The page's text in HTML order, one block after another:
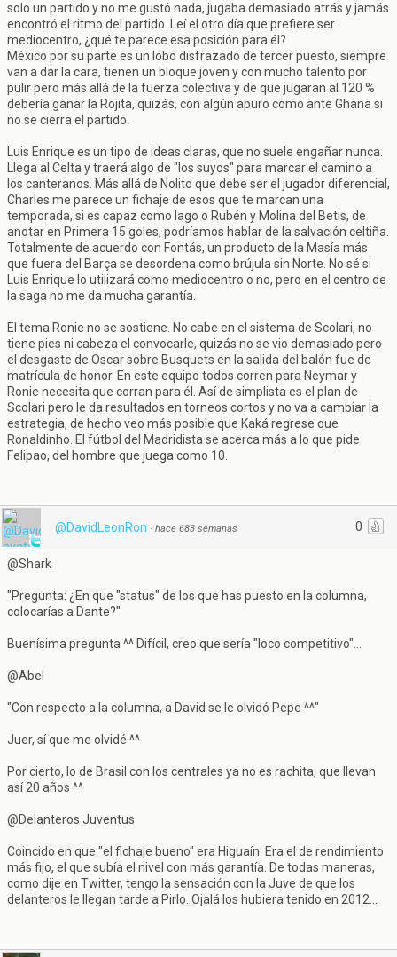
solo un partido y no me gustó nada, jugaba demasiado atrás y jamás
encontró el ritmo del partido. Leí el otro día que prefiere ser
mediocentro, ¿qué te parece esa posición para él?
México por su parte es un lobo disfrazado de tercer puesto, siempre
van a dar la cara, tienen un bloque joven y con mucho talento por
pulir pero más allá de la fuerza colectiva y de que jugaran al 120 %
debería ganar la Rojita, quizás, con algún apuro como ante Ghana si
no se cierra el partido.
Luis Enrique es un tipo de ideas claras, que no suele engañar nunca.
Llega al Celta y traerá algo de "los suyos" para marcar el camino a
los canteranos. Más allá de Nolito que debe ser el jugador diferencial,
Charles me parece un fichaje de esos que te marcan una
temporada, si es capaz como Iago o Rubén y Molina del Betis, de
anotar en Primera 15 goles, podríamos hablar de la salvación celtiña.
Totalmente de acuerdo con Fontás, un producto de la Masía más
que fuera del Barça se desordena como brújula sin Norte. No sé si
Luis Enrique lo utilizará como mediocentro o no, pero en el centro de
la saga no me da mucha garantía.
El tema Ronie no se sostiene. No cabe en el sistema de Scolari, no
tiene pies ni cabeza el convocarle, quizás no se vio demasiado pero
el desgaste de Oscar sobre Busquets en la salida del balón fue de
matrícula de honor. En este equipo todos corren para Neymar y
Ronie necesita que corran para él. Así de simplista es el plan de
Scolari pero le da resultados en torneos cortos y no va a cambiar la
estrategia, de hecho veo más posible que Kaká regrese que
Ronaldinho. El fútbol del Madridista se acerca más a lo que pide
Felipao, del hombre que juega como 10.
0
@DavidLeonRon · hace 683 semanas
@Shark
"Pregunta: ¿En que "status" de los que has puesto en la columna,
colocarías a Dante?"
Buenísima pregunta ^^ Difícil, creo que sería "loco competitivo"...
@Abel
"Con respecto a la columna, a David se le olvidó Pepe ^^"
Juer, sí que me olvidé ^^
Por cierto, lo de Brasil con los centrales ya no es rachita, que llevan
así 20 años ^^
@Delanteros Juventus
Coincido en que "el fichaje bueno" era Higuaín. Era el de rendimiento
más fijo, el que subía el nivel con más garantía. De todas maneras,
como dije en Twitter, tengo la sensación con la Juve de que los
delanteros le llegan tarde a Pirlo. Ojalá los hubiera tenido en 2012...